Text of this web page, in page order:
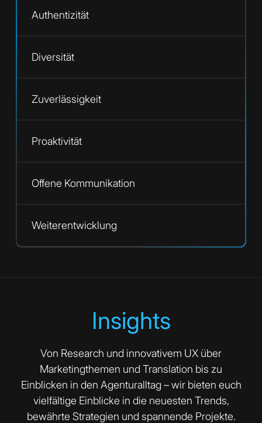
Authentizität
Diversität
Zuverlässigkeit
Proaktivität
Offene Kommunikation
Weiterentwicklung
Insights
Von Research und innovativem UX über
Marketingthemen und Translation bis zu
Einblicken in den Agenturalltag – wir bieten euch
vielfältige Einblicke in die neuesten Trends,
bewährte Strategien und spannende Projekte.